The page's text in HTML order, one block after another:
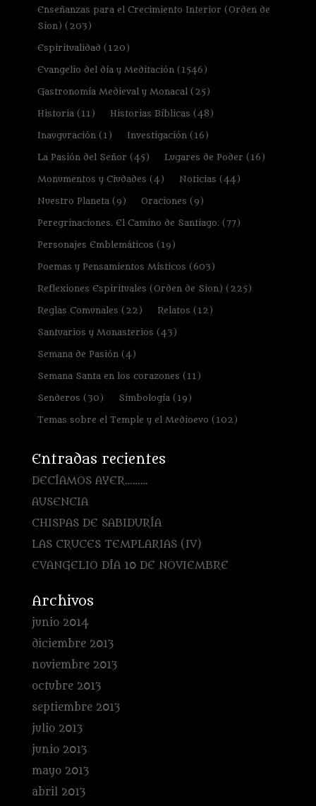
Enseñanzas para el Crecimiento Interior (Orden de
Sion) (203)
Espiritualidad (120)
Evangelio del día y Meditación (1546)
Gastronomía Medieval y Monacal (25)
Historia (11) Historias Bíblicas (48)
Inauguración (1) Investigación (16)
La Pasión del Señor (45) Lugares de Poder (16)
Monumentos y Ciudades (4) Noticias (44)
Nuestro Planeta (9) Oraciones (9)
Peregrinaciones. El Camino de Santiago. (77)
Personajes Emblemáticos (19)
Poemas y Pensamientos Místicos (603)
Reflexiones Espirituales (Orden de Sion) (225)
Reglas Comunales (22) Relatos (12)
Santuarios y Monasterios (43)
Semana de Pasión (4)
Semana Santa en los corazones (11)
Senderos (30) Simbología (19)
Temas sobre el Temple y el Medioevo (102)
Entradas recientes
DECÍAMOS AYER………
AUSENCIA
CHISPAS DE SABIDURÍA
LAS CRUCES TEMPLARIAS (IV)
EVANGELIO DÍA 10 DE NOVIEMBRE
Archivos
junio 2014
diciembre 2013
noviembre 2013
octubre 2013
septiembre 2013
julio 2013
junio 2013
mayo 2013
abril 2013